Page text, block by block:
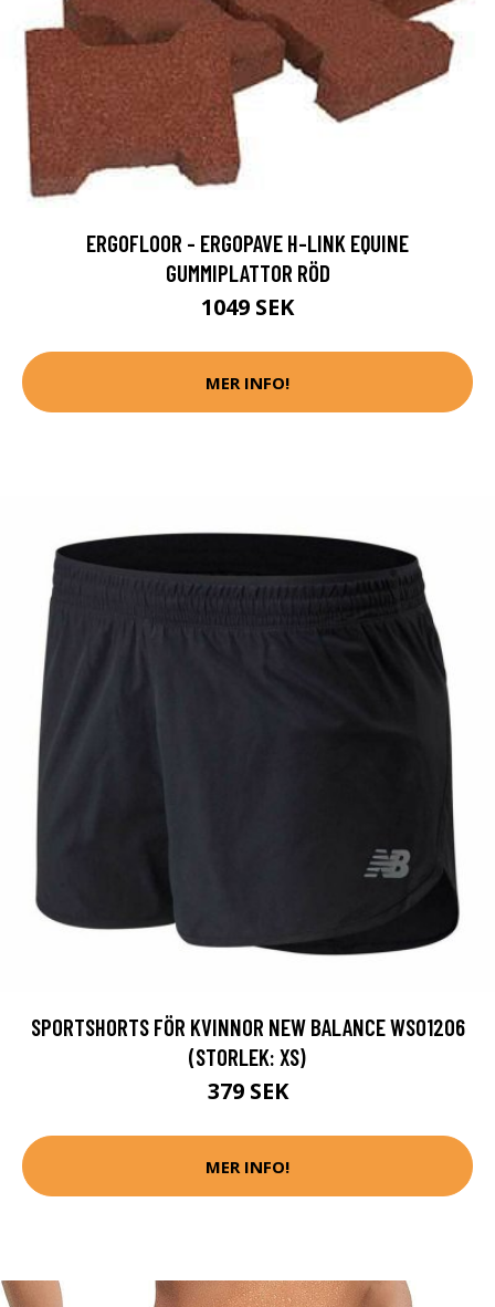
ERGOFLOOR - ERGOPAVE H-LINK EQUINE
GUMMIPLATTOR RÖD
1049 SEK
MER INFO!
SPORTSHORTS FÖR KVINNOR NEW BALANCE WS01206
(STORLEK: XS)
379 SEK
MER INFO!